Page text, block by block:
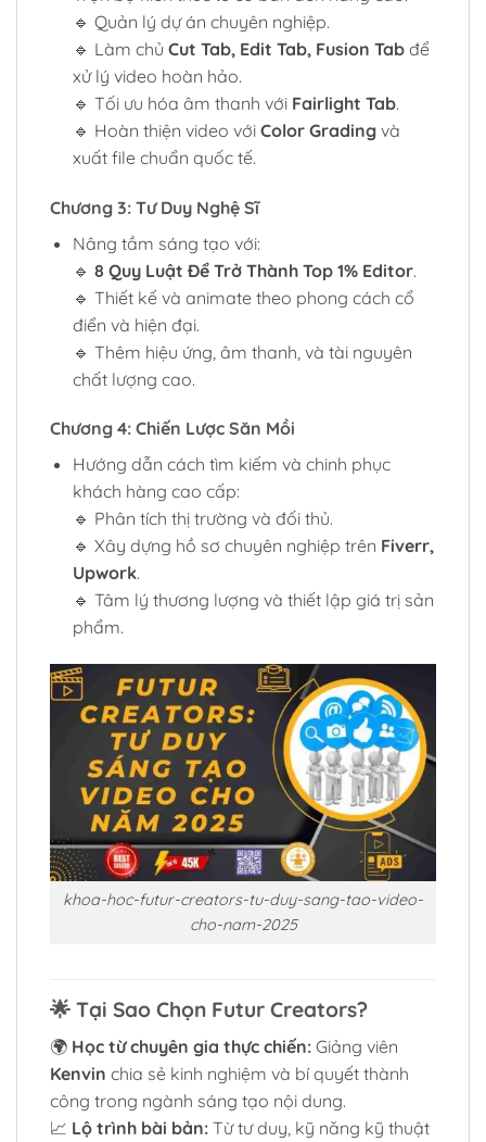
🔹 Quản lý dự án chuyên nghiệp.
🔹 Làm chủ Cut Tab, Edit Tab, Fusion Tabđể
xử lý video hoàn hảo.
🔹 Tối ưu hóa âm thanh với Fairlight Tab.
🔹 Hoàn thiện video với Color Gradingvà
xuất file chuẩn quốc tế.
Chương 3: Tư Duy Nghệ Sĩ
Nâng tầm sáng tạo với:
🔹 8 Quy Luật Để Trở Thành Top 1% Editor.
🔹 Thiết kế và animate theo phong cách cổ
điển và hiện đại.
🔹 Thêm hiệu ứng, âm thanh, và tài nguyên
chất lượng cao.
Chương 4: Chiến Lược Săn Mồi
Hướng dẫn cách tìm kiếm và chinh phục
khách hàng cao cấp:
🔹 Phân tích thị trường và đối thủ.
🔹 Xây dựng hồ sơ chuyên nghiệp trên Fiverr,
Upwork.
🔹 Tâm lý thương lượng và thiết lập giá trị sản
phẩm.
khoa-hoc-futur-creators-tu-duy-sang-tao-video-
cho-nam-2025
🌟 Tại Sao Chọn Futur Creators?
🌍 Học từ chuyên gia thực chiến: Giảng viên
Kenvin chia sẻ kinh nghiệm và bí quyết thành
công trong ngành sáng tạo nội dung.
📈 Lộ trình bài bản: Từ tư duy, kỹ năng kỹ thuật